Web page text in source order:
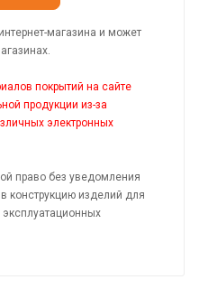
магазина и может
покрытий на сайте
продукции из-за
электронных
право без уведомления
конструкцию изделий для
эксплуатационных